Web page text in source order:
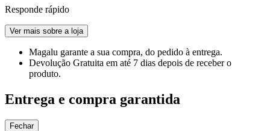
Responde rápido
Ver mais sobre a loja
Magalu garante a sua compra, do pedido à entrega.
Devolução Gratuita em até 7 dias depois de receber o
produto.
Entrega e compra garantida
Fechar